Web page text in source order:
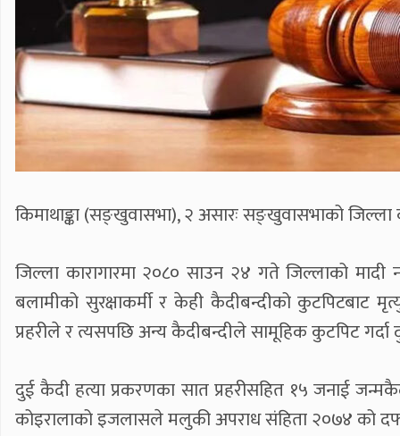
किमाथाङ्का (सङ्खुवासभा), २ असारः सङ्खुवासभाको
जिल्ला कारागारमा २०८० साउन २४ गते जिल्लाको
बलामीको सुरक्षाकर्मी र केही कैदीबन्दीको कुटपिटबाट
प्रहरीले र त्यसपछि अन्य कैदीबन्दीले सामूहिक कुटपिट
दुई कैदी हत्या प्रकरणका सात प्रहरीसहित १५ जनाई
कोइरालाको इजलासले मलुकी अपराध संहिता २०७४ को